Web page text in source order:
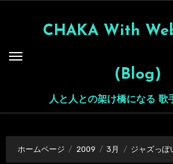
CHAKA With
(Blog)
人と人との架け橋になる 歌
ホームページ 2009 3月 ジャズっぽ